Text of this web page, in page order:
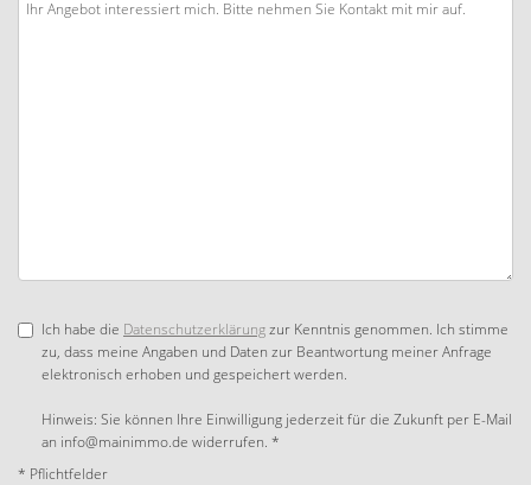
Ich habe die Datenschutzerklärungzur Kenntnis genommen. Ich stimme
zu, dass meine Angaben und Daten zur Beantwortung meiner Anfrage
elektronisch erhoben und gespeichert werden.
Hinweis: Sie können Ihre Einwilligung jederzeit für die Zukunft per E-Mail
an info@mainimmo.de widerrufen. *
* Pflichtfelder